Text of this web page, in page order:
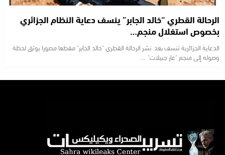
الرحالة القطري “خالد الجابر” ينسف دعاية النظام الجزائري
بخصوص استغلال منجم…
الدعاية الجزائرية تنسف بعد نشر الرحالة القطري "خالد الجابر" مقطعا مصورا يوثق لحظة
وصوله إلى منجم "غار جبيلات" …